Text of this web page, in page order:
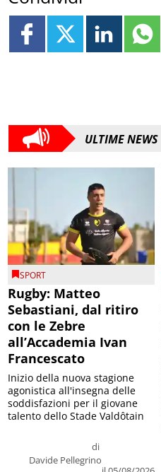
ULTIME NEWS
SPORT
Rugby: Matteo
Sebastiani, dal ritiro
con le Zebre
all’Accademia Ivan
Francescato
di
Davide Pellegrino
Inizio della nuova stagione
agonistica all'insegna delle
soddisfazioni per il giovane
talento dello Stade Valdôtain